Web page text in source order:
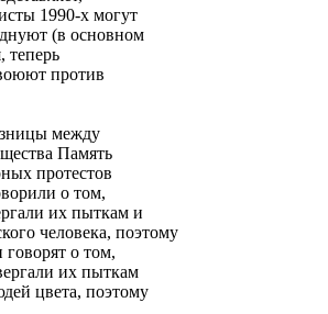
1990-х могут
(в основном
теперь
против
между
Память
протестов
о том,
их пыткам и
человека, поэтому
о том,
их пыткам
цвета, поэтому